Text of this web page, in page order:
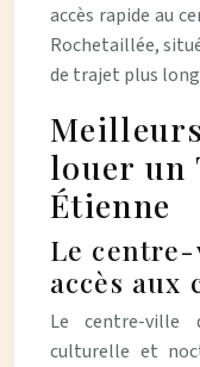
accès rapide au
Rochetaillée,
de trajet plus
louer un
Étienne
Le
accès aux
Le centre-ville
culturelle et